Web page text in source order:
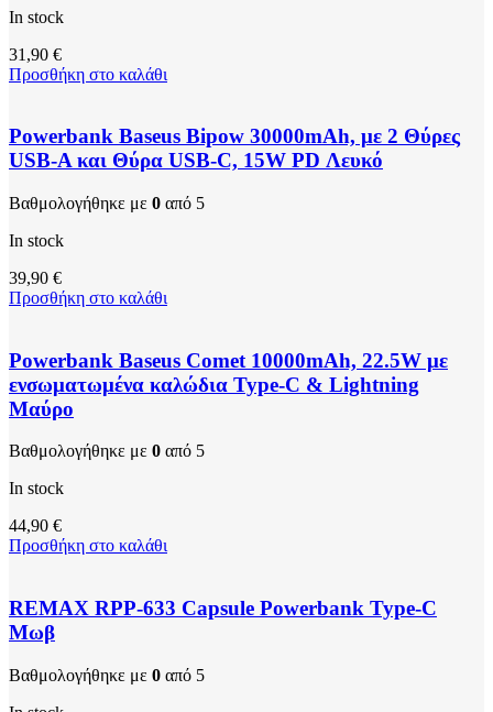
In stock
31,90 €
Προσθήκη στο καλάθι
Powerbank Baseus Bipow 30000mAh, με 2 Θύρες
USB-A και Θύρα USB-C, 15W PD Λευκό
Βαθμολογήθηκε με 0 από 5
In stock
39,90 €
Προσθήκη στο καλάθι
Powerbank Baseus Comet 10000mAh, 22.5W με
ενσωματωμένα καλώδια Type-C & Lightning
Μαύρο
Βαθμολογήθηκε με 0 από 5
In stock
44,90 €
Προσθήκη στο καλάθι
REMAX RPP-633 Capsule Powerbank Type-C
Μωβ
Βαθμολογήθηκε με 0 από 5